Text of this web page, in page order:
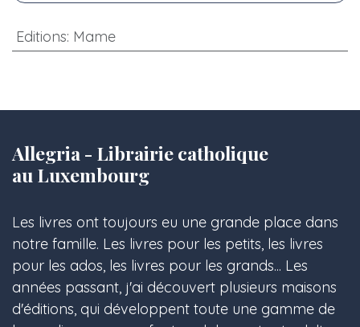
Editions: Mame
Allegria - Librairie catholique
au Luxembourg
Les livres ont toujours eu une grande place dans
notre famille. Les livres pour les petits, les livres
pour les ados, les livres pour les grands... Les
années passant, j'ai découvert plusieurs maisons
d'éditions, qui développent toute une gamme de